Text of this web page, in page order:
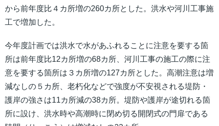
から前年度比４カ所増の260カ所とした。洪水や河川工事施
工で増加した。
今年度計画では洪水で水があふれることに注意を要する箇
所は前年度比12カ所増の68カ所、河川工事の施工の際に注
意を要する箇所は３カ所増の127カ所とした。高潮注意は増
減なしの５カ所、老朽化などで強度が不安視される堤防・
護岸の強さは11カ所減の38カ所。堤防や護岸が途切れる箇
所に設け、洪水時や高潮時に閉め切る開閉式の門扉である